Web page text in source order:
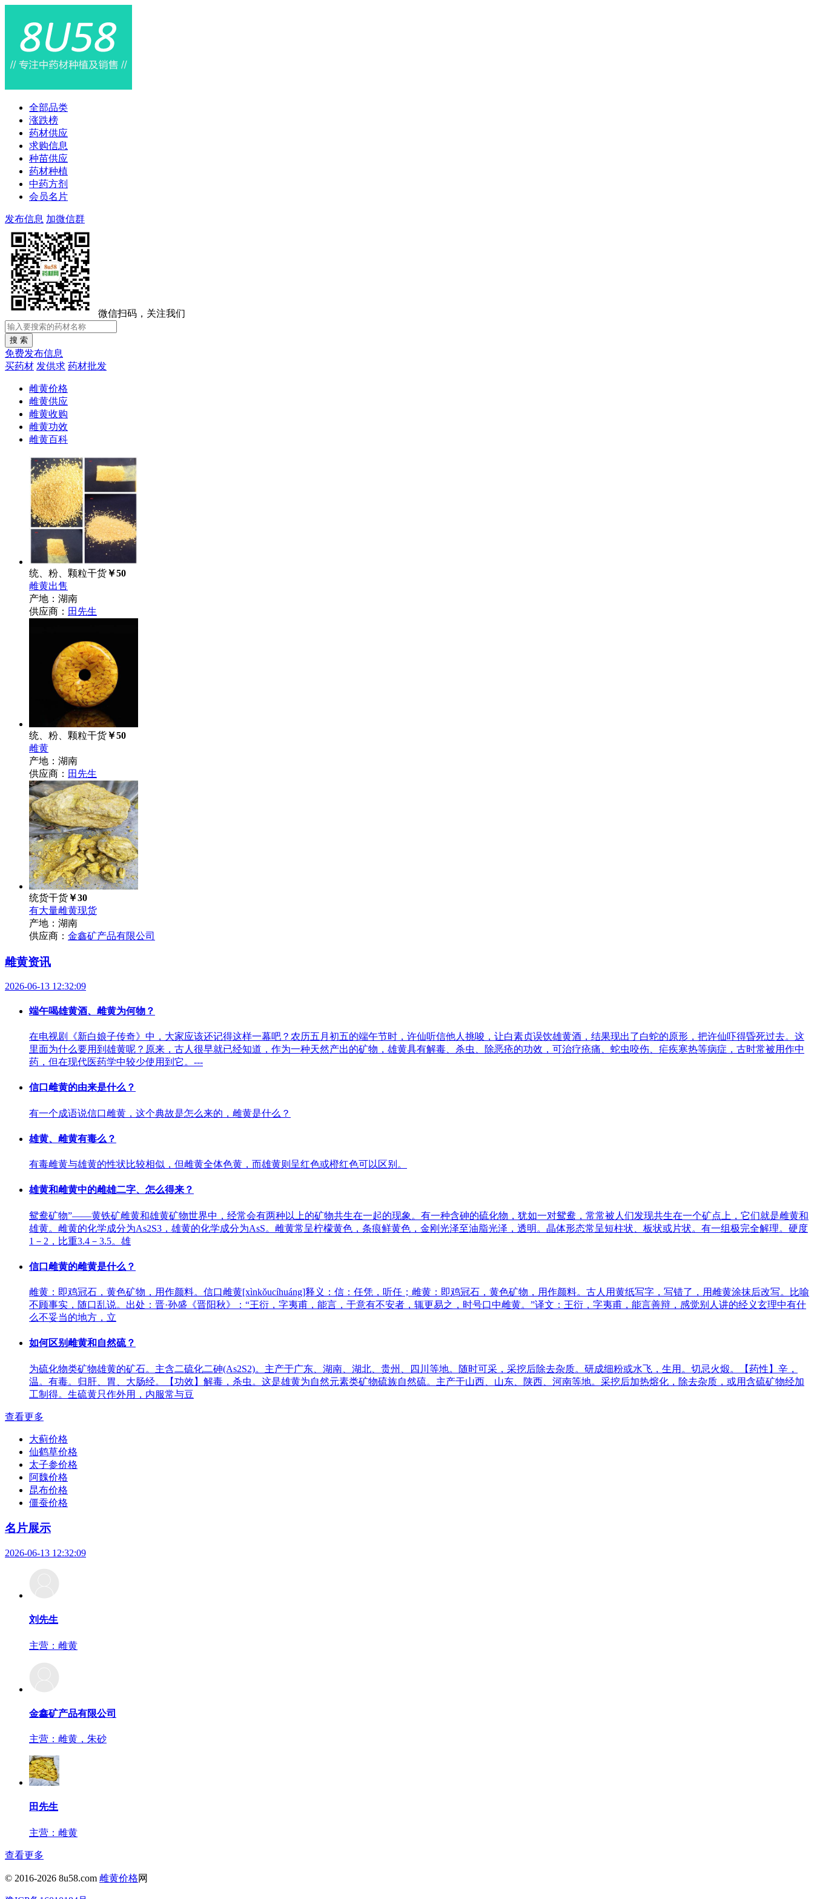
全部品类
涨跌榜
药材供应
求购信息
种苗供应
药材种植
中药方剂
会员名片
发布信息 加微信群
微信扫码，关注我们
免费发布信息
买药材 发供求 药材批发
雌黄价格
雌黄供应
雌黄收购
雌黄功效
雌黄百科
统、粉、颗粒干货￥50
雌黄出售
产地：湖南
供应商： 田先生
统、粉、颗粒干货￥50
雌黄
产地：湖南
供应商： 田先生
统货干货￥30
有大量雌黄现货
产地：湖南
供应商： 金鑫矿产品有限公司
雌黄资讯
2026-06-13 12:32:09
端午喝雄黄酒、雌黄为何物？
在电视剧《新白娘子传奇》中，大家应该还记得这样一幕吧？农历五月初五的端午节时，许仙听信他人挑唆，让白素贞误饮雄黄酒，结果现出了白蛇的原形，把许仙吓得昏死过去。这
里面为什么要用到雄黄呢？原来，古人很早就已经知道，作为一种天然产出的矿物，雄黄具有解毒、杀虫、除恶疮的功效，可治疗疮痛、蛇虫咬伤、疟疾寒热等病症，古时常被用作中
药，但在现代医药学中较少使用到它。---
信口雌黄的由来是什么？
有一个成语说信口雌黄，这个典故是怎么来的，雌黄是什么？
雄黄、雌黄有毒么？
有毒雌黄与雄黄的性状比较相似，但雌黄全体色黄，而雄黄则呈红色或橙红色可以区别。
雄黄和雌黄中的雌雄二字、怎么得来？
鸳鸯矿物”——黄铁矿雌黄和雄黄矿物世界中，经常会有两种以上的矿物共生在一起的现象。有一种含砷的硫化物，犹如一对鸳鸯，常常被人们发现共生在一个矿点上，它们就是雌黄和
雄黄。雌黄的化学成分为As2S3，雄黄的化学成分为AsS。雌黄常呈柠檬黄色，条痕鲜黄色，金刚光泽至油脂光泽，透明。晶体形态常呈短柱状、板状或片状。有一组极完全解理。硬度
1－2，比重3.4－3.5。雄
信口雌黄的雌黄是什么？
雌黄：即鸡冠石，黄色矿物，用作颜料。信口雌黄[xìnkǒucíhuáng]释义：信：任凭，听任；雌黄：即鸡冠石，黄色矿物，用作颜料。古人用黄纸写字，写错了，用雌黄涂抹后改写。比喻
不顾事实，随口乱说。出处：晋·孙盛《晋阳秋》：“王衍，字夷甫，能言，于意有不安者，辄更易之，时号口中雌黄。”译文：王衍，字夷甫，能言善辩，感觉别人讲的经义玄理中有什
么不妥当的地方，立
如何区别雌黄和自然硫？
为硫化物类矿物雄黄的矿石。主含二硫化二砷(As2S2)。主产于广东、湖南、湖北、贵州、四川等地。随时可采，采挖后除去杂质。研成细粉或水飞，生用。切忌火煅。【药性】辛，
温。有毒。归肝、胃、大肠经。【功效】解毒，杀虫。这是雄黄为自然元素类矿物硫族自然硫。主产于山西、山东、陕西、河南等地。采挖后加热熔化，除去杂质，或用含硫矿物经加
工制得。生硫黄只作外用，内服常与豆
查看更多
大蓟价格
仙鹤草价格
太子参价格
阿魏价格
昆布价格
僵蚕价格
名片展示
2026-06-13 12:32:09
刘先生
主营：雌黄
金鑫矿产品有限公司
主营：雌黄，朱砂
田先生
主营：雌黄
查看更多
© 2016-2026 8u58.com 雌黄价格网